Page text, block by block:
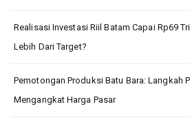
Realisasi Investasi Riil Batam Capai Rp69
Lebih Dari Target?
Pemotongan Produksi Batu Bara: Langkah
Mengangkat Harga Pasar